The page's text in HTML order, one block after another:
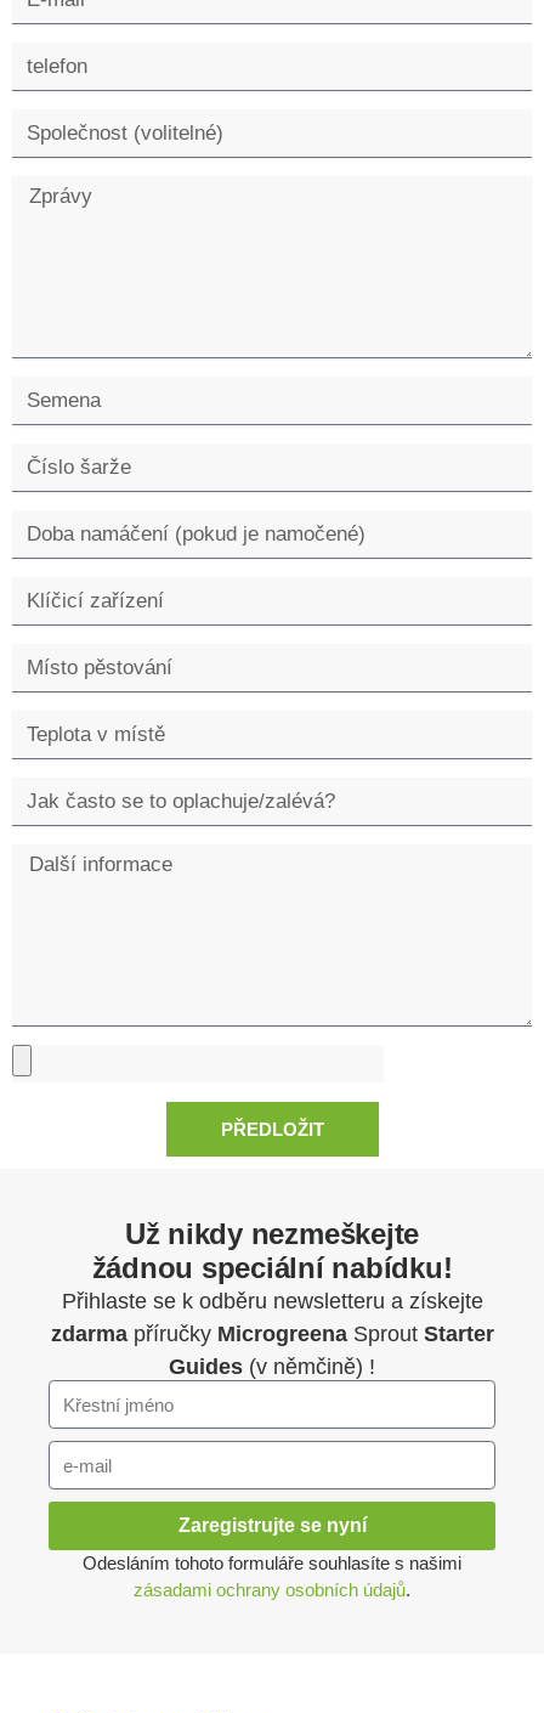
PŘEDLOŽIT
Už nikdy nezmeškejte
žádnou speciální nabídku!
Přihlaste se k odběru newsletteru a získejte
zdarmapříručky MicrogreenaSprout Starter
Guides (v němčině) !
Zaregistrujte se nyní
Odesláním tohoto formuláře souhlasíte s našimi
zásadami ochrany osobních údajů.